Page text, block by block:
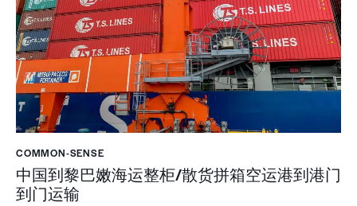
COMMON-SENSE
中国到黎巴嫩海运整柜/散货拼箱空运港到港门
到门运输